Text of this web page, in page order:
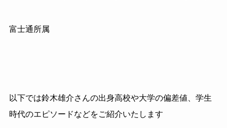
富士通所属
以下では鈴木雄介さんの出身高校や大学の偏差値、学生
時代のエピソードなどをご紹介いたします